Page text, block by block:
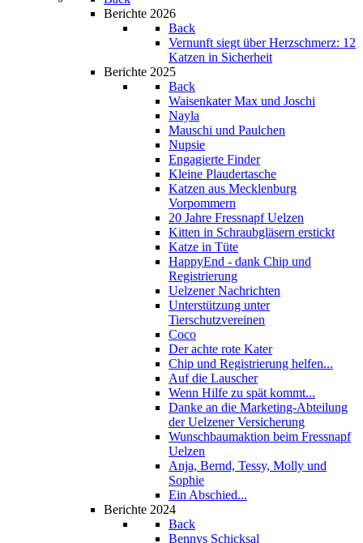
Berichte 2026
Back
Vernunft siegt über Herzschmerz: 12
Katzen in Sicherheit
Berichte 2025
Back
Waisenkater Max und Joschi
Nayla
Mauschi und Paulchen
Nupsie
Engagierte Finder
Kleine Plaudertasche
Katzen aus Mecklenburg
Vorpommern
20 Jahre Fressnapf Uelzen
Kitten in Schraubgläsern erstickt
Katze in Tüte
HappyEnd - dank Chip und
Registrierung
Uelzener Nachrichten
Unterstützung unter
Tierschutzvereinen
Coco
Der achte rote Kater
Chip und Registrierung helfen...
Auf die Lauscher
Wenn Hilfe zu spät kommt...
Danke an die Marketing-Abteilung
der Uelzener Versicherung
Wunschbaumaktion beim Fressnapf
Uelzen
Anja, Bernd, Tessy, Molly und
Sophie
Ein Abschied...
Berichte 2024
Back
Bennys Schicksal